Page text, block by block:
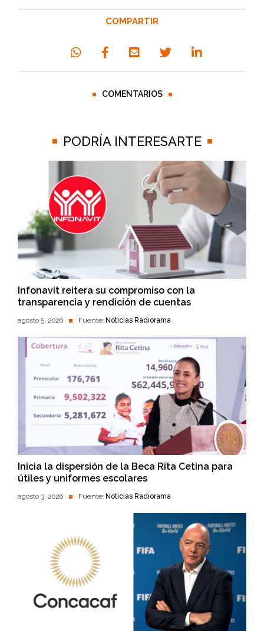
COMPARTIR
COMENTARIOS
PODRÍA INTERESARTE
Infonavit reitera su compromiso con la
transparencia y rendición de cuentas
agosto 5, 2026 Fuente: Noticias Radiorama
Inicia la dispersión de la Beca Rita Cetina para
útiles y uniformes escolares
agosto 3, 2026 Fuente: Noticias Radiorama